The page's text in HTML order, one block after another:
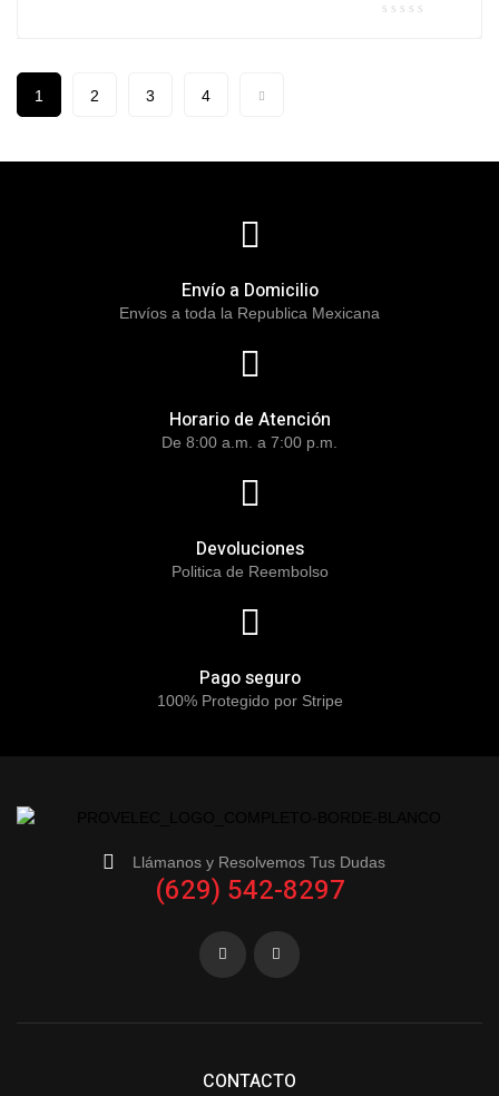
1 2 3 4
Envío a Domicilio
Envíos a toda la Republica Mexicana
Horario de Atención
De 8:00 a.m. a 7:00 p.m.
Devoluciones
Politica de Reembolso
Pago seguro
100% Protegido por Stripe
Llámanos y Resolvemos Tus Dudas
(629) 542-8297
CONTACTO